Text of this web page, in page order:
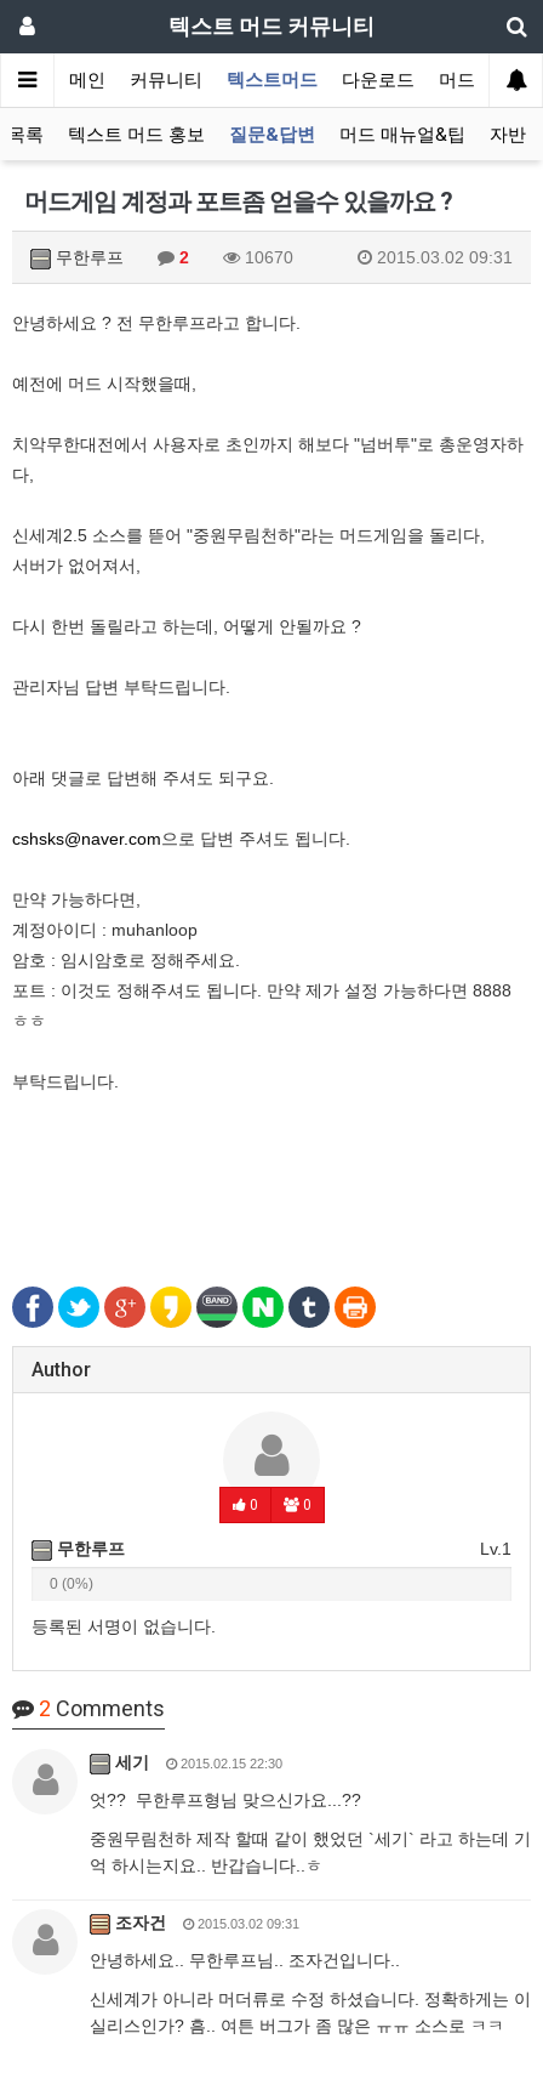
텍스트 머드 커뮤니티
메인 커뮤니티 텍스트머드 다운로드 머드 잡담
목록 텍스트 머드 홍보 질문&답변 머드 매뉴얼&팁 자반
머드게임 계정과 포트좀 얻을수 있을까요 ?
무한루프 2 10670 2015.03.02 09:31
안녕하세요 ? 전 무한루프라고 합니다.
예전에 머드 시작했을때,
치악무한대전에서 사용자로 초인까지 해보다 "넘버투"로 총운영자하
다,
신세계2.5 소스를 뜯어 "중원무림천하"라는 머드게임을 돌리다,
서버가 없어져서,
다시 한번 돌릴라고 하는데, 어떻게 안될까요 ?
관리자님 답변 부탁드립니다.
아래 댓글로 답변해 주셔도 되구요.
cshsks@naver.com으로 답변 주셔도 됩니다.
만약 가능하다면,
계정아이디 : muhanloop
암호 : 임시암호로 정해주세요.
포트 : 이것도 정해주셔도 됩니다. 만약 제가 설정 가능하다면 8888
ㅎㅎ
부탁드립니다.
Author
0 0
Lv.1
무한루프
0 (0%)
등록된 서명이 없습니다.
2 Comments
세기 2015.02.15 22:30
엇?? 무한루프형님 맞으신가요...??
중원무림천하 제작 할때 같이 했었던 `세기` 라고 하는데 기
억 하시는지요.. 반갑습니다..ㅎ
조자건 2015.03.02 09:31
안녕하세요.. 무한루프님.. 조자건입니다..
신세계가 아니라 머더류로 수정 하셨습니다. 정확하게는 이
실리스인가? 흠.. 여튼 버그가 좀 많은 ㅠㅠ 소스로 ㅋㅋ